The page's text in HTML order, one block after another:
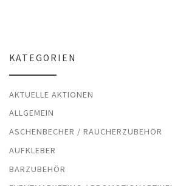
KATEGORIEN
AKTUELLE AKTIONEN
ALLGEMEIN
ASCHENBECHER / RAUCHERZUBEHÖR
AUFKLEBER
BARZUBEHÖR